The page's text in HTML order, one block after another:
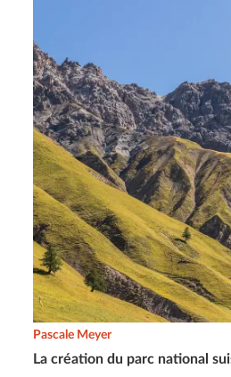
La création du parc national
Pascale Meyer